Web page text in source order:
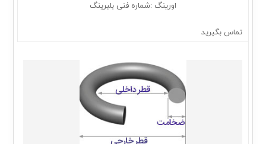
اورینگ :شماره فنی بلبرینگ
تماس بگیرید